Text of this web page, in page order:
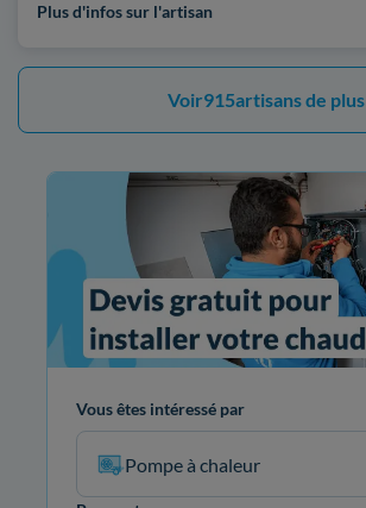
Plus d'infos sur l'artisan
Voir915artisans de plus
Vous êtes intéressé par
Pompe à chaleur